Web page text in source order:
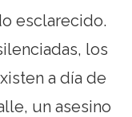
esclarecido.
los
a día de
un asesino